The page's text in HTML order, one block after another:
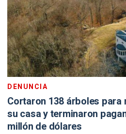
DENUNCIA
Cortaron 138 árboles
su casa y terminaron
millón de dólares